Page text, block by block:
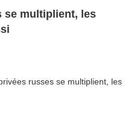
se multiplient, les